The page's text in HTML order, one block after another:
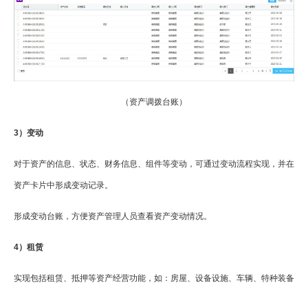
（资产调拨台账）
3）变动
对于资产的信息、状态、财务信息、组件等变动，可通过变动流程实现，并在
资产卡片中形成变动记录。
形成变动台账，方便资产管理人员查看资产变动情况。
4）租赁
实现包括租赁、抵押等资产经营功能，如：房屋、设备设施、车辆、特种装备